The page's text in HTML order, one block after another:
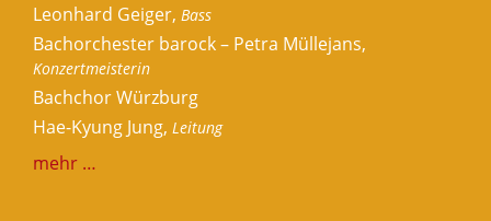
Leonhard Geiger, Bass
Bachorchester barock – Petra Müllejans,
Konzertmeisterin
Bachchor Würzburg
Hae-Kyung Jung, Leitung
mehr …